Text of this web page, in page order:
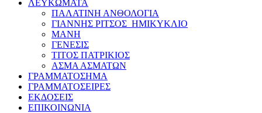
ΛΕΥΚΩΜΑΤΑ
ΠΑΛΑΤΙΝΗ ΑΝΘΟΛΟΓΙΑ
ΓΙΑΝΝΗΣ ΡΙΤΣΟΣ_ΗΜΙΚΥΚΛΙΟ
ΜΑΝΗ
ΓΕΝΕΣΙΣ
ΤΙΤΟΣ ΠΑΤΡΙΚΙΟΣ
ΑΣΜΑ ΑΣΜΑΤΩΝ
ΓΡΑΜΜΑΤΟΣΗΜΑ
ΓΡΑΜΜΑΤΟΣΕΙΡΕΣ
ΕΚΔΟΣΕΙΣ
ΕΠΙΚΟΙΝΩΝΙΑ